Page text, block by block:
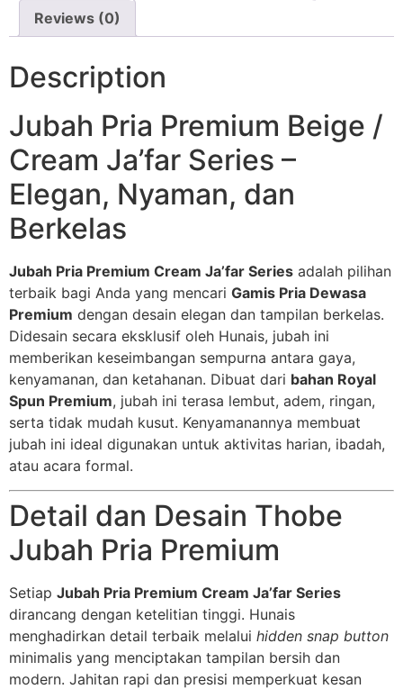
Reviews (0)
Description
Jubah Pria Premium Beige /
Cream Ja’far Series –
Elegan, Nyaman, dan
Berkelas
Jubah Pria Premium Cream Ja’far Series adalah pilihan
terbaik bagi Anda yang mencari Gamis Pria Dewasa
Premium dengan desain elegan dan tampilan berkelas.
Didesain secara eksklusif oleh Hunais, jubah ini
memberikan keseimbangan sempurna antara gaya,
kenyamanan, dan ketahanan. Dibuat dari bahan Royal
Spun Premium, jubah ini terasa lembut, adem, ringan,
serta tidak mudah kusut. Kenyamanannya membuat
jubah ini ideal digunakan untuk aktivitas harian, ibadah,
atau acara formal.
Detail dan Desain Thobe
Jubah Pria Premium
Setiap Jubah Pria Premium Cream Ja’far Series
dirancang dengan ketelitian tinggi. Hunais
menghadirkan detail terbaik melalui hidden snap button
minimalis yang menciptakan tampilan bersih dan
modern. Jahitan rapi dan presisi memperkuat kesan